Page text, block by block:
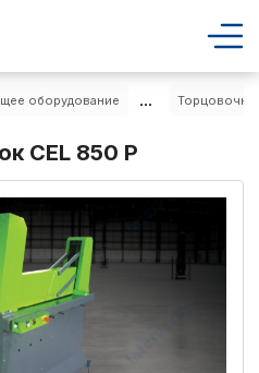
оборудование ...
CEL 850 Р